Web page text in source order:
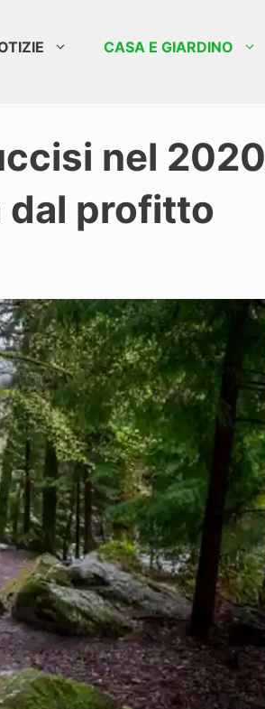
CASA E GIARDINO
nel 2020
dal profitto